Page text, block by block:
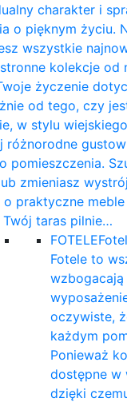
charakter i
o pięknym życiu.
wszystkie
kolekcje od
życzenie
od tego, czy
w stylu
różnorodne
pomieszczenia.
zmieniasz
o praktyczne
Twój taras pilnie…
FOTELE
Fotele to
oczywiste,
każdym
Ponieważ
dostępne w
dzięki